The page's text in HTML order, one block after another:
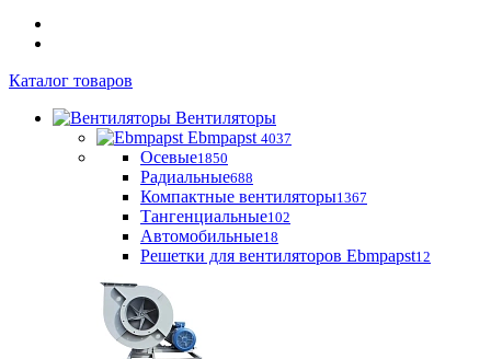
Каталог товаров
Вентиляторы
Ebmpapst 4037
Осевые1850
Радиальные688
Компактные вентиляторы1367
Тангенциальные102
Автомобильные18
Решетки для вентиляторов Ebmpapst12